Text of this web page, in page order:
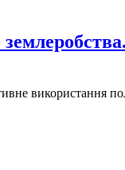
використання